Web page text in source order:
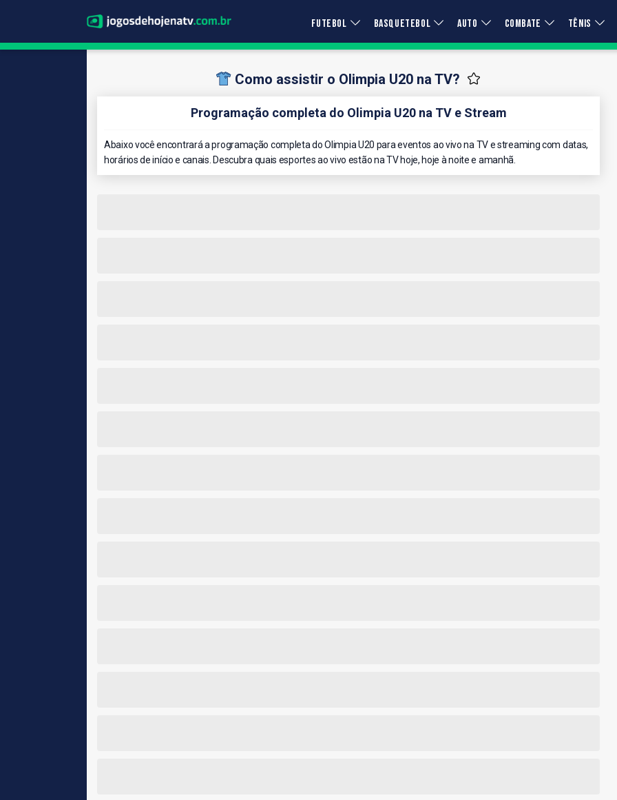
FUTEBOL BASQUETEBOL AUTO COMBATE TÊNIS
Como assistir o Olimpia U20 na TV?
Programação completa do Olimpia U20 na TV e Stream
Abaixo você encontrará a programação completa do Olimpia U20 para eventos ao vivo na TV e streaming com datas,
horários de início e canais. Descubra quais esportes ao vivo estão na TV hoje, hoje à noite e amanhã.